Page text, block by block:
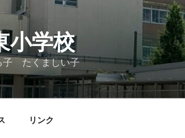
小学校
子 たくましい子
リンク